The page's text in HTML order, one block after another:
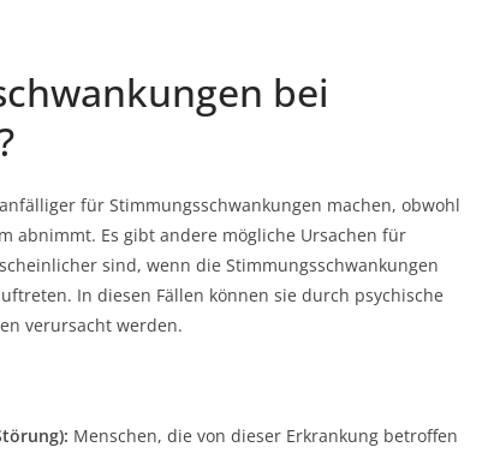
bei
für Stimmungsschwankungen machen, obwohl
abnimmt. Es gibt andere mögliche Ursachen für
sind, wenn die Stimmungsschwankungen
In diesen Fällen können sie durch psychische
verursacht werden.
Menschen, die von dieser Erkrankung betroffen